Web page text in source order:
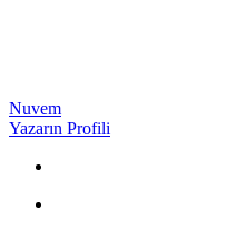
Nuvem
Yazarın Profili